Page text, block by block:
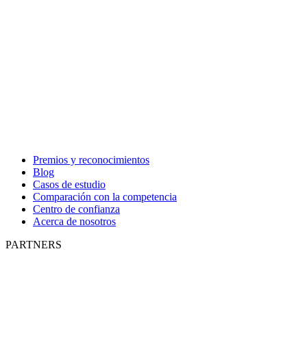
Premios y reconocimientos
Blog
Casos de estudio
Comparación con la competencia
Centro de confianza
Acerca de nosotros
PARTNERS